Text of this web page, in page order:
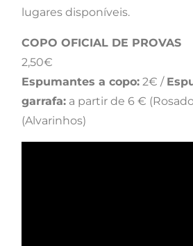
lugares disponíveis.
COPO OFICIAL DE PROVAS
2,50€
Espumantes a copo: 2€ /
garrafa: a partir de 6 €
(Alvarinhos)